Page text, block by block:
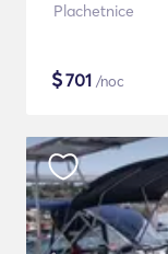
Plachetnice
$701 /noc